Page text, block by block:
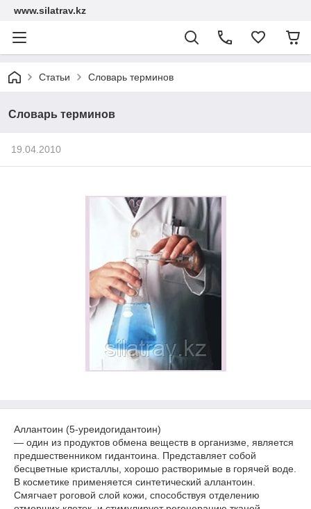
www.silatrav.kz
Статьи Словарь терминов
Словарь терминов
19.04.2010
Аллантоин (5-уреидогидантоин)
— один из продуктов обмена веществ в организме, является
предшественником гидантоина. Представляет собой
бесцветные кристаллы, хорошо растворимые в горячей воде.
В косметике применяется синтетический аллантоин.
Смягчает роговой слой кожи, способствуя отделению